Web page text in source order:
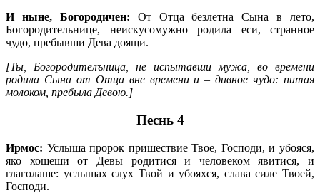
И ныне, Богородичен:
От Отца безлетна Сына в лето,
Богородительнице, неискусомужно родила еси, странное
чудо, пребывши Дева доящи.
[Ты, Богородителъница, не испытавши мужа, во времени
родила Сына от Отца вне времени и – дивное чудо: питая
молоком, пребыла Девою.]
Песнь 4
Ирмос: Услыша пророк пришествие Твое, Господи, и убояся,
яко хощеши от Девы родитися и человеком явитися, и
глаголаше: услышах слух Твой и убояхся, слава силе Твоей,
Господи.